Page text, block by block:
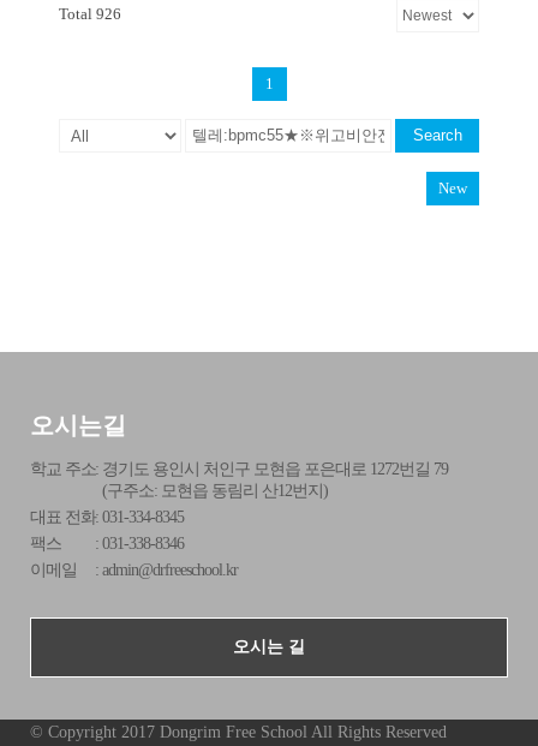
Total 926
1
Search
New
오시는길
학교 주소: 경기도 용인시 처인구 모현읍 포은대로 1272번길 79
(구주소: 모현읍 동림리 산12번지)
대표 전화: 031-334-8345
팩스
: 031-338-8346
이메일
: admin@drfreeschool.kr
오시는 길
© Copyright 2017 Dongrim Free School All Rights Reserved